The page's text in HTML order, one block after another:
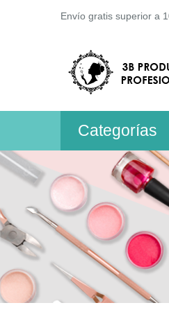
Envío gratis superior a
Categorías